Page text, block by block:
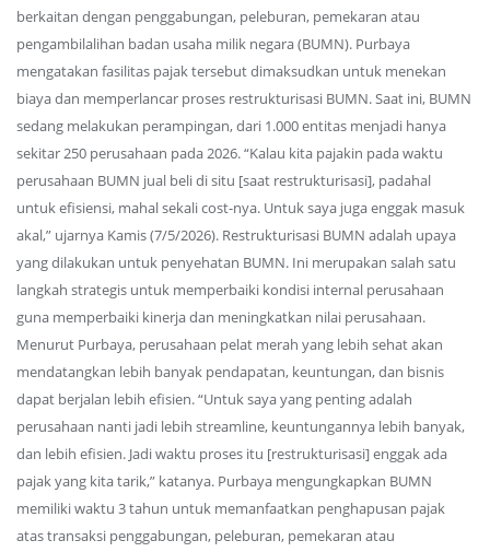
berkaitan dengan penggabungan, peleburan, pemekaran atau
pengambilalihan badan usaha milik negara (BUMN). Purbaya
mengatakan fasilitas pajak tersebut dimaksudkan untuk menekan
biaya dan memperlancar proses restrukturisasi BUMN. Saat ini, BUMN
sedang melakukan perampingan, dari 1.000 entitas menjadi hanya
sekitar 250 perusahaan pada 2026. “Kalau kita pajakin pada waktu
perusahaan BUMN jual beli di situ [saat restrukturisasi], padahal
untuk efisiensi, mahal sekali cost-nya. Untuk saya juga enggak masuk
akal,” ujarnya Kamis (7/5/2026). Restrukturisasi BUMN adalah upaya
yang dilakukan untuk penyehatan BUMN. Ini merupakan salah satu
langkah strategis untuk memperbaiki kondisi internal perusahaan
guna memperbaiki kinerja dan meningkatkan nilai perusahaan.
Menurut Purbaya, perusahaan pelat merah yang lebih sehat akan
mendatangkan lebih banyak pendapatan, keuntungan, dan bisnis
dapat berjalan lebih efisien. “Untuk saya yang penting adalah
perusahaan nanti jadi lebih streamline, keuntungannya lebih banyak,
dan lebih efisien. Jadi waktu proses itu [restrukturisasi] enggak ada
pajak yang kita tarik,” katanya. Purbaya mengungkapkan BUMN
memiliki waktu 3 tahun untuk memanfaatkan penghapusan pajak
atas transaksi penggabungan, peleburan, pemekaran atau